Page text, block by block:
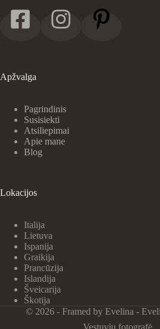
Apžvalga
Pagrindinis
Susisiekti
Atsiliepimai
Apie mane
Blog
Lokacijos
Italija
Lietuva
Ispanija
Graikija
Prancūzija
Islandija
Šveicarija
Škotija
© 2026 - Framed by Evelina -
Vestuvių fotografė